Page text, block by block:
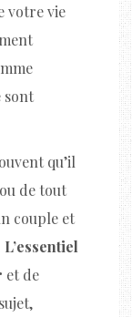
votre vie
sont
qu’il
de tout
couple et
L’essentiel
et de